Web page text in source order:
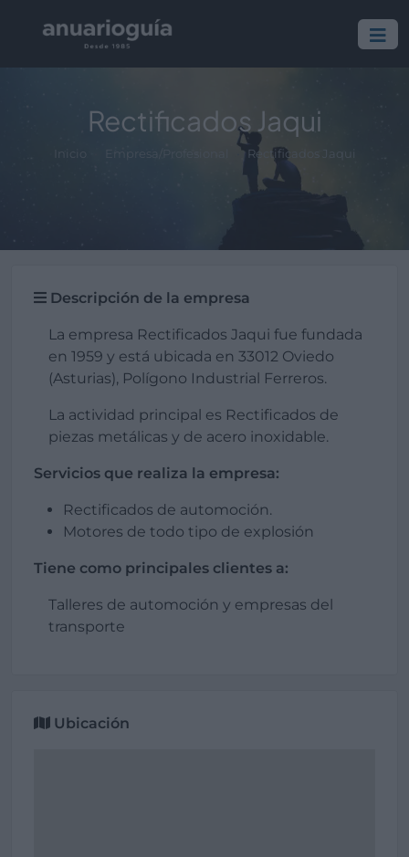
Rectificados Jaqui
Rectificados Jaqui
Descripción de la empresa
La empresa Rectificados Jaqui fue fundada
en 1959 y está ubicada en 33012 Oviedo
(Asturias), Polígono Industrial Ferreros.
La actividad principal es Rectificados de
piezas metálicas y de acero inoxidable.
Servicios que realiza la empresa:
Rectificados de automoción.
Motores de todo tipo de explosión
Tiene como principales clientes a:
Talleres de automoción y empresas del
transporte
Ubicación